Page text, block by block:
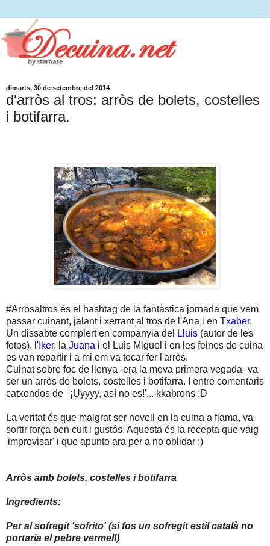
dimarts, 30 de setembre del 2014
d'arròs al tros: arròs de bolets, costelles
i botifarra.
#Arròsaltros és el hashtag de la fantàstica jornada que vem
passar cuinant, jalant i xerrant al tros de l'Ana i en Txaber.
Un dissabte complert en companyia del
Lluis (autor de les
fotos), l' Iker, la Juana i el Luis Miguel i on les feines de cuina
es van repartir i a mi em va tocar fer l'arròs.
Cuinat sobre foc de llenya -era la meva primera vegada- va
ser un arròs de bolets, costelles i botifarra. I entre comentaris
catxondos de '¡Uyyyy, así no es!'... kkabrons :D
La veritat és que malgrat ser novell en la cuina a flama, va
sortir força ben cuit i gustós. Aquesta és la recepta que vaig
'improvisar' i que apunto ara per a no oblidar :)
Arròs amb bolets, costelles i botifarra
Ingredients:
Per al sofregit 'sofrito' (si fos un sofregit estil català no
portaria el pebre vermell)